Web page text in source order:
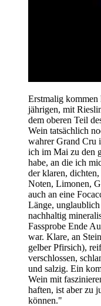
Erstmalig kommen
jährigen, mit
dem oberen Teil
Wein tatsächlich
wahrer Grand Cru
ich im Mai zu den
habe, an die ich
der klaren,
Noten, Limonen,
auch an eine
Länge,
nachhaltig
Fassprobe Ende
war. Klare, an
gelber Pfirsich),
verschlossen,
und salzig. Ein
Wein mit
haften, ist aber zu
können."